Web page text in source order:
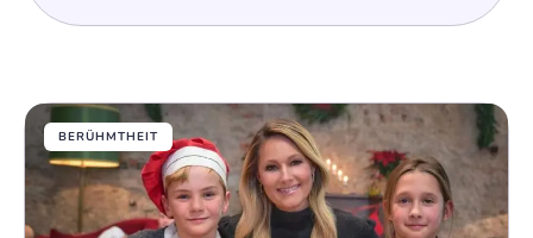
BERÜHMTHEIT